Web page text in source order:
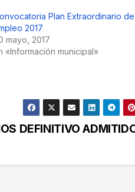
Plan Extraordinario de
2017
mayo, 2017
«Información municipal»
DEFINITIVO